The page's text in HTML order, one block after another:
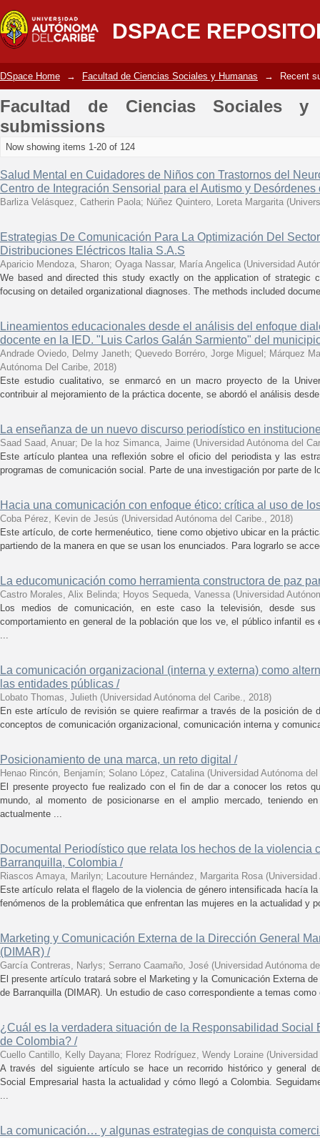
DSPACE
Recently added
DSpace Home → Facultad de Ciencias Sociales y Humanas → Recent
Facultad de Ciencias Sociales y
submissions
Now showing items 1-20 of 124
Salud Mental en Cuidadores de Niños con Trastornos del
Centro de Integración Sensorial para el Autismo y
Barliza Velásquez, Catherin Paola; Núñez Quintero, Loreta Margarita (
Estrategias De Comunicación Para La Optimización Del
Distribuciones Eléctricos Italia S.A.S
Aparicio Mendoza, Sharon; Oyaga Nassar, María Angelica (Universidad
We based and directed this study exactly on the application of strategic
focusing on detailed organizational diagnoses. The methods included
Lineamientos educacionales desde el análisis del enfoque
docente en la IED. "Luis Carlos Galán Sarmiento" del
Andrade Oviedo, Delmy Janeth; Quevedo Borréro, Jorge Miguel ; Márquez
Autónoma Del Caribe, 2018)
Este estudio cualitativo, se enmarcó en un macro proyecto de la
contribuir al mejoramiento de la práctica docente, se abordó el análisis
La enseñanza de un nuevo discurso periodístico en
Saad Saad, Anuar; De la hoz Simanca, Jaime (Universidad Autónoma del
Este artículo plantea una reflexión sobre el oficio del periodista y las
programas de comunicación social. Parte de una investigación por parte de
Hacia una comunicación con enfoque ético: crítica al uso de
Coba Pérez, Kevin de Jesús (Universidad Autónoma del Caribe., 2018)
Este artículo, de corte hermenéutico, tiene como objetivo ubicar en la
partiendo de la manera en que se usan los enunciados. Para lograrlo se
La educomunicación como herramienta constructora de paz
Castro Morales, Alix Belinda; Hoyos Sequeda, Vanessa (Universidad
Los medios de comunicación, en este caso la televisión, desde
comportamiento en general de la población que los ve, el público infantil es
...
La comunicación organizacional (interna y externa) como
las entidades públicas /
Lobato Thomas, Julieth (Universidad Autónoma del Caribe., 2018)
En este artículo de revisión se quiere reafirmar a través de la posición de
conceptos de comunicación organizacional, comunicación interna y
Posicionamiento de una marca, un reto digital /
Henao Rincón, Benjamín; Solano López, Catalina (Universidad Autónoma
El presente proyecto fue realizado con el fin de dar a conocer los retos
mundo, al momento de posicionarse en el amplio mercado, teniendo
actualmente ...
Documental Periodístico que relata los hechos de la violencia
Barranquilla, Colombia /
Riascos Amaya, Marilyn; Lacouture Hernández, Margarita Rosa (
Este artículo relata el flagelo de la violencia de género intensificada hacía
fenómenos de la problemática que enfrentan las mujeres en la actualidad y
Marketing y Comunicación Externa de la Dirección General
(DIMAR) /
García Contreras, Narlys; Serrano Caamaño, José (Universidad Autónoma
El presente artículo tratará sobre el Marketing y la Comunicación Externa
de Barranquilla (DIMAR). Un estudio de caso correspondiente a temas
¿Cuál es la verdadera situación de la Responsabilidad Social
de Colombia? /
Cuello Cantillo, Kelly Dayana; Florez Rodríguez, Wendy Loraine (
A través del siguiente artículo se hace un recorrido histórico y general
Social Empresarial hasta la actualidad y cómo llegó a Colombia.
...
La comunicación… y algunas estrategias de conquista